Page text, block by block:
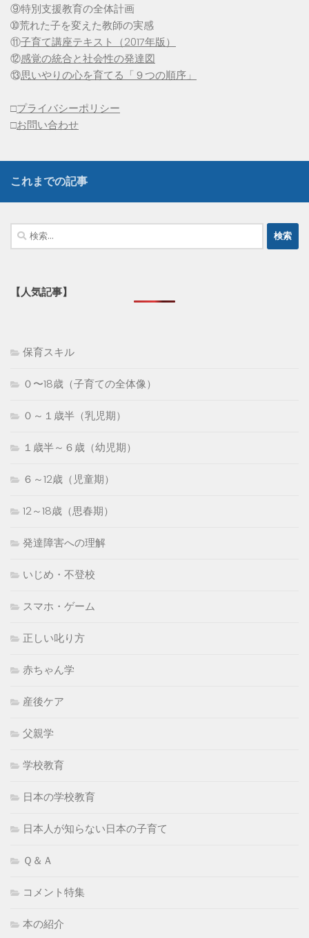
⑨特別支援教育の全体計画
➉荒れた子を変えた教師の実感
⑪子育て講座テキスト（2017年版）
⑫感覚の統合と社会性の発達図
⑬思いやりの心を育てる「９つの順序」
□プライバシーポリシー
□お問い合わせ
これまでの記事
検
索:
【人気記事】
保育スキル
０〜18歳（子育ての全体像）
０～１歳半（乳児期）
１歳半～６歳（幼児期）
６～12歳（児童期）
12～18歳（思春期）
発達障害への理解
いじめ・不登校
スマホ・ゲーム
正しい叱り方
赤ちゃん学
産後ケア
父親学
学校教育
日本の学校教育
日本人が知らない日本の子育て
Ｑ＆Ａ
コメント特集
本の紹介